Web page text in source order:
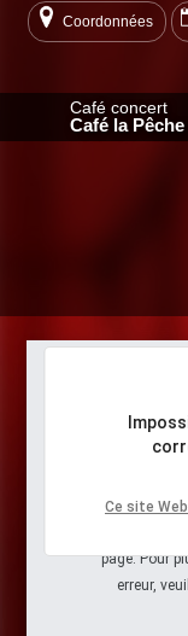
Coordonnées
Café concert
Café la Pêche
Petit
Google Maps
page. Pour
erreur,
Ce site